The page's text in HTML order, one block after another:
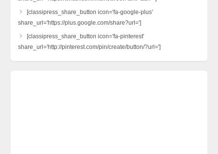
[classipress_share_button icon='fa-google-plus'
share_url='https://plus.google.com/share?url=']
[classipress_share_button icon='fa-pinterest'
share_url='http://pinterest.com/pin/create/button/?url=']